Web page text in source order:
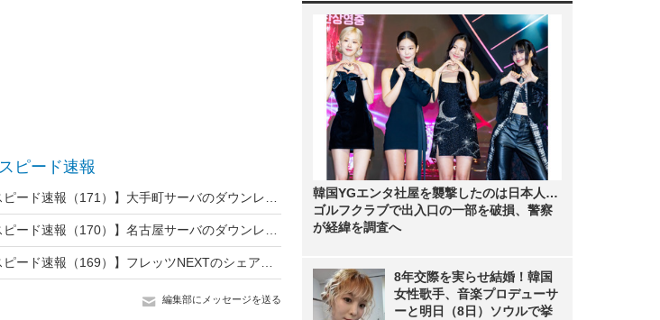
スピード速報
編集部にメッセージを送る
韓国YGエンタ社屋を襲撃したのは日本人…
ゴルフクラブで出入口の一部を破損、警察
が経緯を調査へ
8年交際を実らせ結婚！韓国
女性歌手、音楽プロデューサ
ーと明日（8日）ソウルで挙